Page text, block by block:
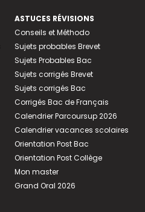
ASTUCES RÉVISIONS
Conseils et Méthodo
Sujets probables Brevet
Sujets Probables Bac
Sujets corrigés Brevet
Sujets corrigés Bac
Corrigés Bac de Français
Calendrier Parcoursup 2026
Calendrier vacances scolaires
Orientation Post Bac
Orientation Post Collège
Mon master
Grand Oral 2026